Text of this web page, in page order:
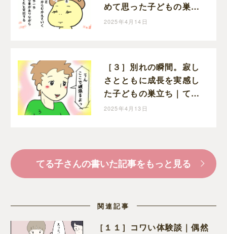
めて思った子どもの巣立
ち｜てる子の育児日記
2025年4月14日
［３］別れの瞬間。寂し
さとともに成長を実感し
た子どもの巣立ち｜てる
子の育児日記
2025年4月13日
てる子さんの書いた記事をもっと見る
関連記事
［１１］コワい体験談｜偶然